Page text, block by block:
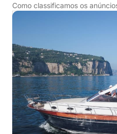
Como classificamos os